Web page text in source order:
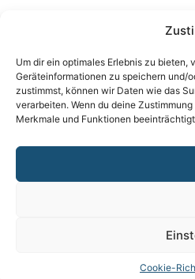
Um dir ein optimales Erlebnis zu
Geräteinformationen zu speichern und/
zustimmst, können wir Daten wie das
verarbeiten. Wenn du deine
Merkmale und Funktionen
Cookie-